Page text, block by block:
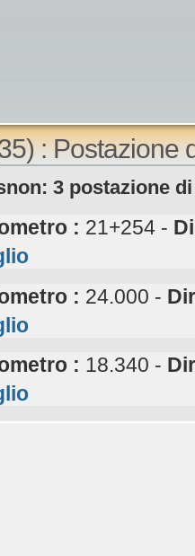
: Postazione
3 postazione
: 21+254 -
: 24.000 -
: 18.340 -